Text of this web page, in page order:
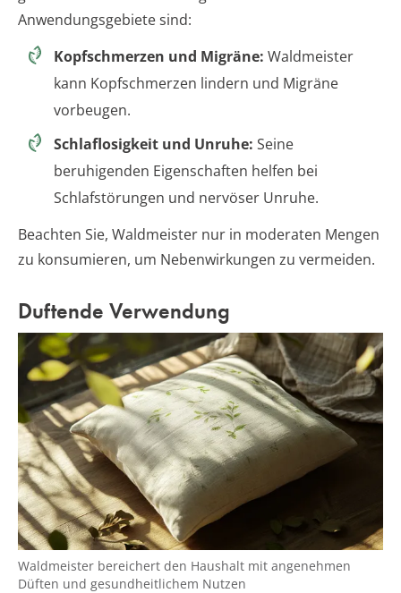
Anwendungsgebiete sind:
Kopfschmerzen und Migräne: Waldmeister
kann Kopfschmerzen lindern und Migräne
vorbeugen.
Schlaflosigkeit und Unruhe: Seine
beruhigenden Eigenschaften helfen bei
Schlafstörungen und nervöser Unruhe.
Beachten Sie, Waldmeister nur in moderaten Mengen
zu konsumieren, um Nebenwirkungen zu vermeiden.
Duftende Verwendung
Waldmeister bereichert den Haushalt mit angenehmen
Düften und gesundheitlichem Nutzen